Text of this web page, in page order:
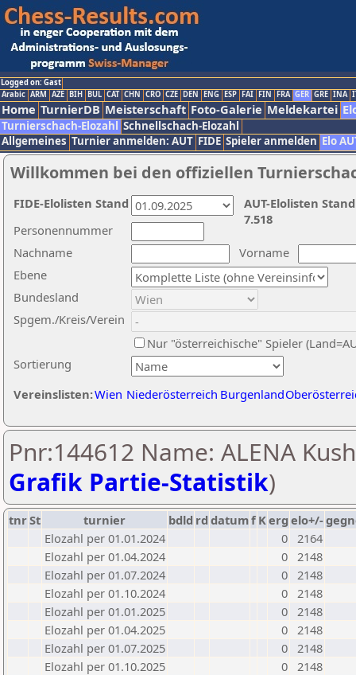
Logged on: Gast
Arabic ARM AZE BIH BUL CAT CHN CRO CZE DEN ENG ESP FAI FIN FRA GER GRE INA
Home TurnierDB Meisterschaft Foto-Galerie Meldekartei
Turnierschach-Elozahl Schnellschach-Elozahl
Allgemeines Turnier anmelden: AUT FIDE Spieler anmelden Elo
Willkommen bei den offiziellen
Nachname
Vorname
Ebene
Sortierung
Personennummer
Bundesland
Spgem./Kreis/Verein
Nur "österreichische" Spieler
Vereinslisten:Wien Niederösterreich Burgenland
AUT-Elolisten
7.518
FIDE-Elolisten Stand
Pnr:144612 Name: ALENA
Grafik Partie-Statistik)
tnrSt turnier bdld rd datumf Kerg elo+/-
Elozahl per 01.01.2024
0 2164
Elozahl per 01.04.2024
0 2148
Elozahl per 01.07.2024
0 2148
Elozahl per 01.10.2024
0 2148
Elozahl per 01.01.2025
0 2148
Elozahl per 01.04.2025
0 2148
Elozahl per 01.07.2025
0 2148
Elozahl per 01.10.2025
0 2148